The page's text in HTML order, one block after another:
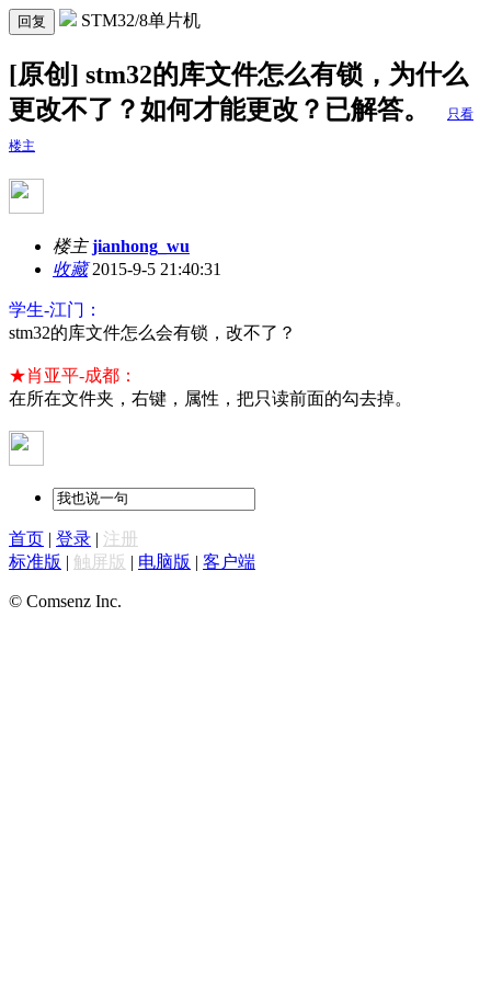
回复 STM32/8单片机
[原创] stm32的库文件怎么有锁，为什么
更改不了？如何才能更改？已解答。
只看
楼主
楼主 jianhong_wu
收藏2015-9-5 21:40:31
学生-江门：
stm32的库文件怎么会有锁，改不了？
★肖亚平-成都：
在所在文件夹，右键，属性，把只读前面的勾去掉。
首页 | 登录 | 注册
标准版 | 触屏版 | 电脑版 | 客户端
© Comsenz Inc.